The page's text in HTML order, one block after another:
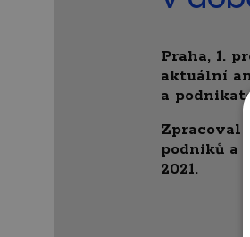
Praha, 1.
aktuální
a
Zpracoval
podniků a
2021.